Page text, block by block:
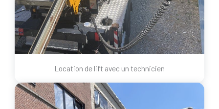
Location de lift avec un technicien